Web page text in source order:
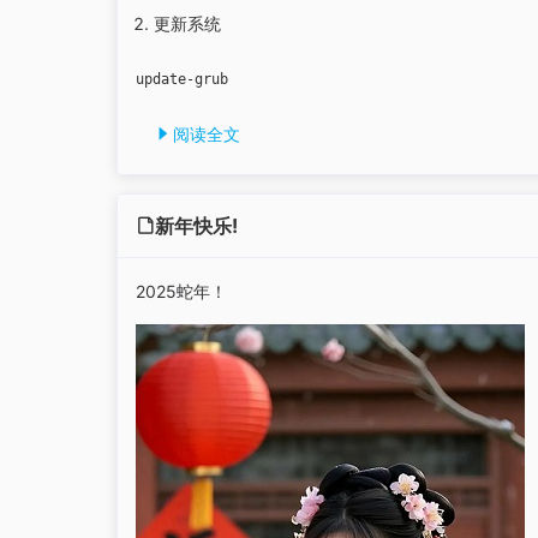
更新系统
update-grub
阅读全文
新年快乐!
2025蛇年！